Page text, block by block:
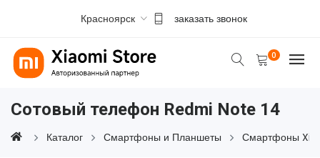
Красноярск заказать звонок
0
Сотовый телефон Redmi Note 14
Каталог Смартфоны и Планшеты Смартфоны